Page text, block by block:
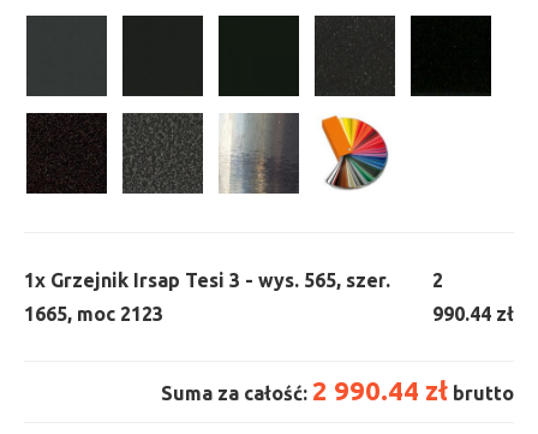
1x Grzejnik Irsap Tesi 3 - wys. 565, szer.
1665, moc 2123
2
990.44 zł
Suma za całość: 2 990.44 zł brutto